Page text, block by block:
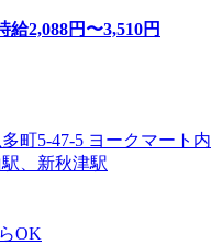
給2,088円〜3,510円
町5-47-5 ヨークマート内
、新秋津駅
OK